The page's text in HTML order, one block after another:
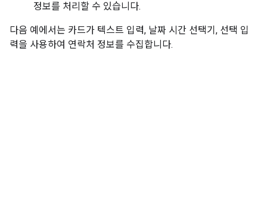
정보를 처리할 수 있습니다.
다음 예에서는 카드가 텍스트 입력, 날짜 시간 선택기, 선택 입
력을 사용하여 연락처 정보를 수집합니다.